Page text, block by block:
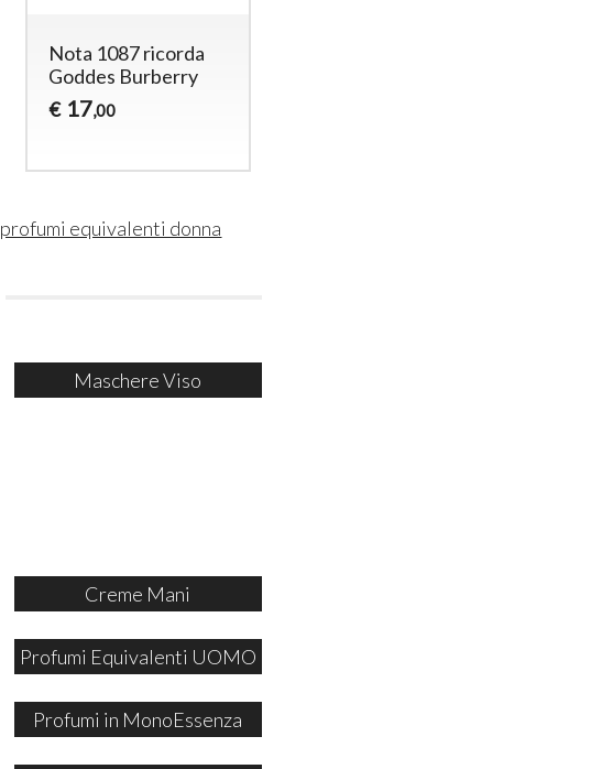
Nota 1087 ricorda
Goddes Burberry
€ 17,00
profumi equivalenti donna
Maschere Viso
Creme Mani
Profumi Equivalenti UOMO
Profumi in MonoEssenza